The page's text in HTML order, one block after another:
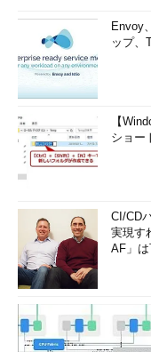
Envoy
ップ、
【
ショー
CI/CD
実現す
AF」